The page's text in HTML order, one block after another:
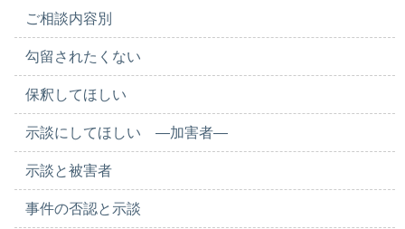
ご相談内容別
勾留されたくない
保釈してほしい
示談にしてほしい ―加害者―
示談と被害者
事件の否認と示談